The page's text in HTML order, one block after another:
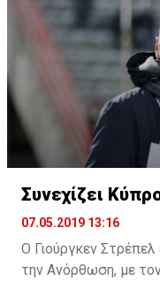
Συνεχίζει
07.05.2019 13:16
Ο Γιούργκεν
την Ανόρθωση, με